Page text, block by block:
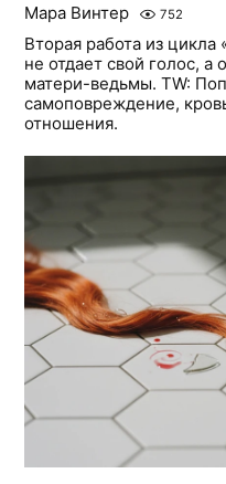
Мара Винтер 752
Вторая работа из цикла
не отдает свой голос,
матери-ведьмы. TW:
самоповреждение,
отношения.